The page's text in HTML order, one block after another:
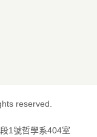
reserved.
1號哲學系404室